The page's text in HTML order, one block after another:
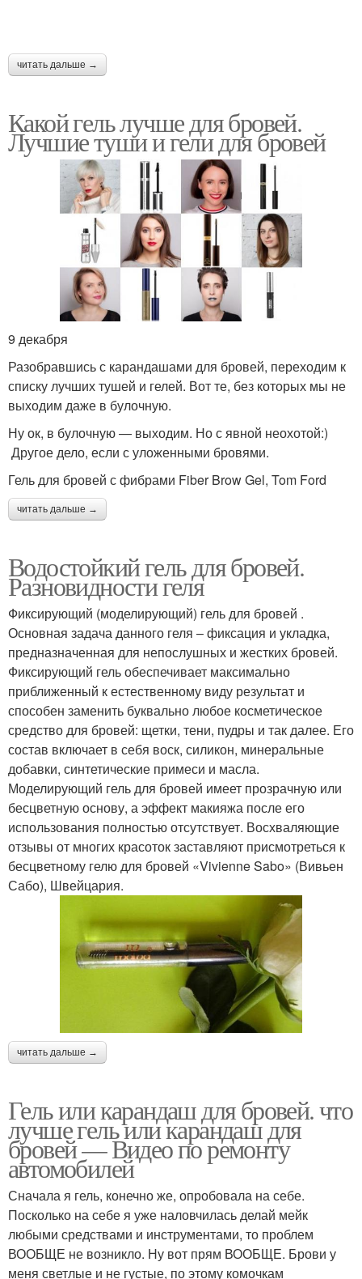
читать дальше →
Какой гель лучше для бровей.
Лучшие туши и гели для бровей
9 декабря
Разобравшись с карандашами для бровей, переходим к
списку лучших тушей и гелей. Вот те, без которых мы не
выходим даже в булочную.
Ну ок, в булочную — выходим. Но с явной неохотой:)
Другое дело, если с уложенными бровями.
Гель для бровей с фибрами Fiber Brow Gel, Tom Ford
читать дальше →
Водостойкий гель для бровей.
Разновидности геля
Фиксирующий (моделирующий) гель для бровей .
Основная задача данного геля – фиксация и укладка,
предназначенная для непослушных и жестких бровей.
Фиксирующий гель обеспечивает максимально
приближенный к естественному виду результат и
способен заменить буквально любое косметическое
средство для бровей: щетки, тени, пудры и так далее. Его
состав включает в себя воск, силикон, минеральные
добавки, синтетические примеси и масла.
Моделирующий гель для бровей имеет прозрачную или
бесцветную основу, а эффект макияжа после его
использования полностью отсутствует. Восхваляющие
отзывы от многих красоток заставляют присмотреться к
бесцветному гелю для бровей «Vivienne Sabo» (Вивьен
Сабо), Швейцария.
читать дальше →
Гель или карандаш для бровей. что
лучше гель или карандаш для
бровей — Видео по ремонту
автомобилей
Сначала я гель, конечно же, опробовала на себе.
Посколько на себе я уже наловчилась делай мейк
любыми средствами и инструментами, то проблем
ВООБЩЕ не возникло. Ну вот прям ВООБЩЕ. Брови у
меня светлые и не густые, по этому комочкам